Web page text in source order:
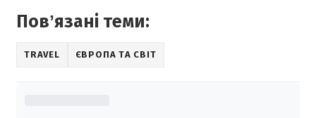
Повʼязані теми:
TRAVEL ЄВРОПА ТА СВІТ